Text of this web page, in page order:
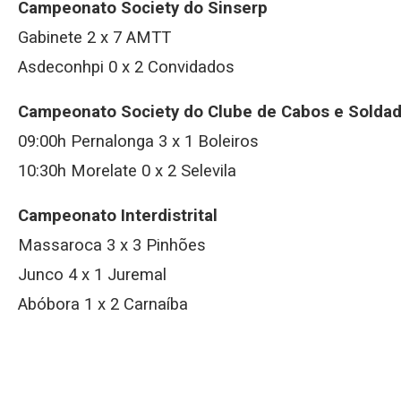
Campeonato Society do Sinserp
Gabinete 2 x 7 AMTT
Asdeconhpi 0 x 2 Convidados
Campeonato Society do Clube de Cabos e
09:00h Pernalonga 3 x 1 Boleiros
10:30h Morelate 0 x 2 Selevila
Campeonato Interdistrital
Massaroca 3 x 3 Pinhões
Junco 4 x 1 Juremal
Abóbora 1 x 2 Carnaíba